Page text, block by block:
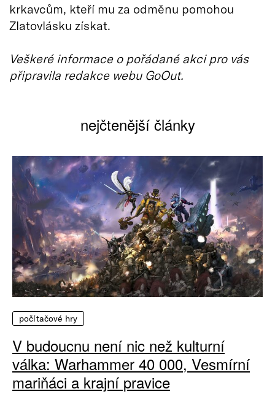
krkavcům, kteří mu za odměnu pomohou
Zlatovlásku získat.
Veškeré informace o pořádané akci pro vás
připravila redakce webu GoOut.
nejčtenější články
počítačové hry
V budoucnu není nic než kulturní
válka: Warhammer 40 000, Vesmírní
mariňáci a krajní pravice